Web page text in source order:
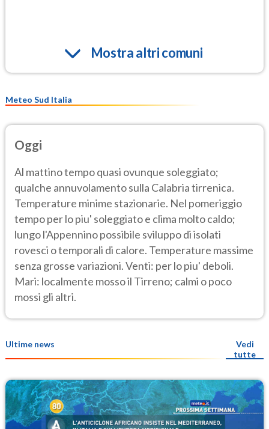
Mostra altri comuni
Meteo Sud Italia
Oggi
Al mattino tempo quasi ovunque soleggiato;
qualche annuvolamento sulla Calabria tirrenica.
Temperature minime stazionarie. Nel pomeriggio
tempo per lo piu' soleggiato e clima molto caldo;
lungo l'Appennino possibile sviluppo di isolati
rovesci o temporali di calore. Temperature massime
senza grosse variazioni. Venti: per lo piu' deboli.
Mari: localmente mosso il Tirreno; calmi o poco
mossi gli altri.
Ultime news
Vedi
tutte